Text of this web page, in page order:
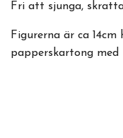
Fri att sjunga,
Figurerna är ca 14cm
papperskartong med